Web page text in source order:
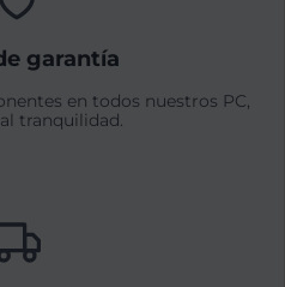
garantía
en todos nuestros PC,
tranquilidad.